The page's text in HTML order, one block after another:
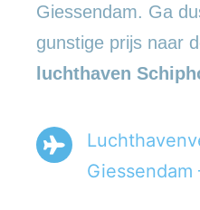
Giessendam. Ga
gunstige prijs naar
luchthaven
Giessendam